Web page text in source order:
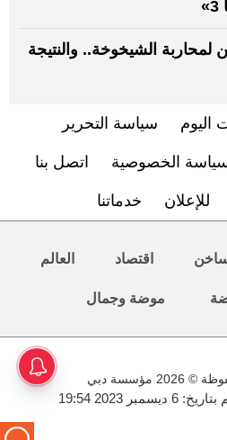
لمحاربة الشيخوخة.. والنتيجة
اليوم سياسة التحرير
الخصوصية اتصل بنا
للإعلان خدماتنا
اقتصاد العالم
موضة وجمال
مؤسسة دبي
2023 19:54